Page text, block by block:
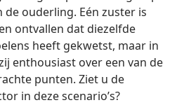
ouderling. Eén zuster is
ontvallen dat diezelfde
heeft gekwetst, maar in
enthousiast over een van de
punten. Ziet u de
in deze scenario’s?